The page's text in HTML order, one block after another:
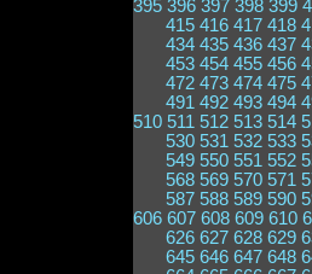
395 396 397 398 399
415 416 417 418
434 435 436 437
453 454 455 456
472 473 474 475
491 492 493 494
510 511 512 513 514
530 531 532 533
549 550 551 552
568 569 570 571
587 588 589 590
606 607 608 609 610
626 627 628 629
645 646 647 648